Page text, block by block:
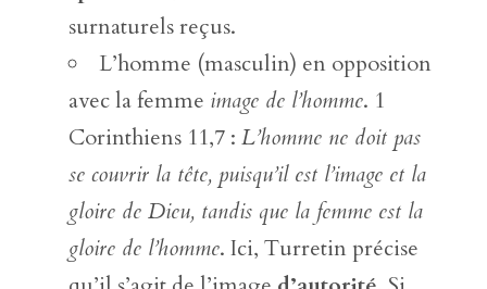
surnaturels reçus.
L’homme (masculin) en opposition
avec la femme image de l’homme. 1
Corinthiens 11,7 : L’homme ne doit pas
se couvrir la tête, puisqu’il est l’image et la
gloire de Dieu, tandis que la femme est la
gloire de l’homme. Ici, Turretin précise